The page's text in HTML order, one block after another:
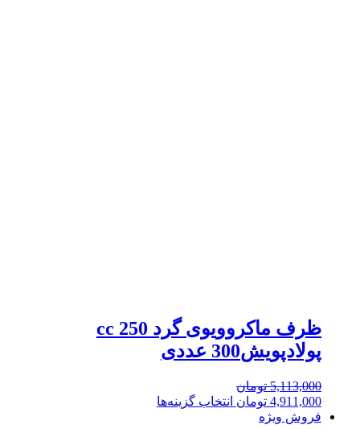
ظرف ماکروویوی گرد 250 cc
پولادپویش300 عددی
5,113,000 تومان
4,911,000 تومان انتخاب گزینه‌ها
فروش ویژه